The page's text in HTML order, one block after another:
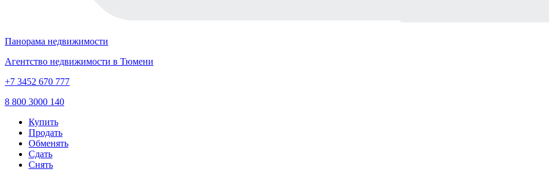
Панорама недвижимости
Агентство недвижимости в Тюмени
+7 3452 670 777
8 800 3000 140
Купить
Продать
Обменять
Сдать
Снять